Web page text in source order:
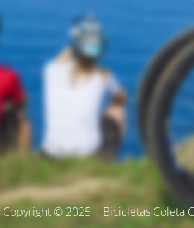
Copyright © 2025 | Bicicletas Coleta